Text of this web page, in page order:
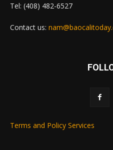
Tel: (408) 482-6527
Contact us:
Terms and Policy Services